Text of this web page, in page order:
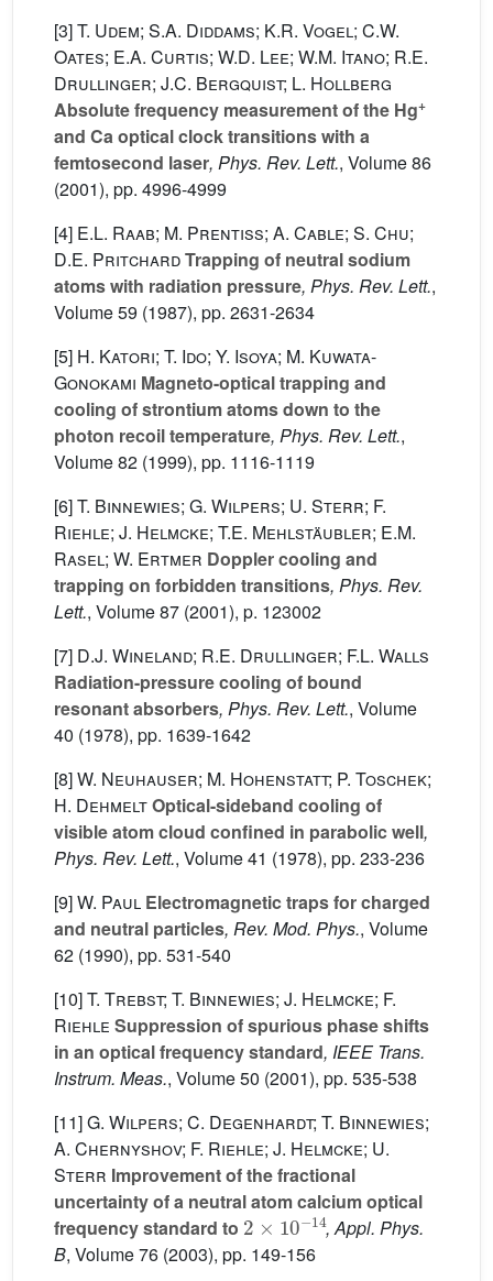
[3]T. Udem; S.A. Diddams; K.R. Vogel; C.W.
Oates; E.A. Curtis; W.D. Lee; W.M. Itano; R.E.
Drullinger; J.C. Bergquist; L. Hollberg
Absolute frequency measurement of the Hg+
and Ca optical clock transitions with a
femtosecond laser, Phys. Rev. Lett., Volume 86
(2001), pp. 4996-4999
[4] E.L. Raab; M. Prentiss; A. Cable; S. Chu;
D.E. PritchardTrapping of neutral sodium
atoms with radiation pressure, Phys. Rev. Lett.,
Volume 59 (1987), pp. 2631-2634
[5] H. Katori; T. Ido; Y. Isoya; M. Kuwata-
Gonokami Magneto-optical trapping and
cooling of strontium atoms down to the
photon recoil temperature, Phys. Rev. Lett.,
Volume 82 (1999), pp. 1116-1119
[6]T. Binnewies; G. Wilpers; U. Sterr; F.
Riehle; J. Helmcke; T.E. Mehlstäubler; E.M.
Rasel; W. Ertmer Doppler cooling and
trapping on forbidden transitions, Phys. Rev.
Lett., Volume 87 (2001), p. 123002
[7] D.J. Wineland; R.E. Drullinger; F.L. Walls
Radiation-pressure cooling of bound
resonant absorbers, Phys. Rev. Lett., Volume
40 (1978), pp. 1639-1642
[8]W. Neuhauser; M. Hohenstatt; P. Toschek;
H. DehmeltOptical-sideband cooling of
visible atom cloud confined in parabolic well,
Phys. Rev. Lett., Volume 41 (1978), pp. 233-236
[9]W. Paul Electromagnetic traps for charged
and neutral particles, Rev. Mod. Phys., Volume
62 (1990), pp. 531-540
[10]T. Trebst; T. Binnewies; J. Helmcke; F.
Riehle Suppression of spurious phase shifts
in an optical frequency standard, IEEE Trans.
Instrum. Meas., Volume 50 (2001), pp. 535-538
[11]G. Wilpers; C. Degenhardt; T. Binnewies;
A. Chernyshov; F. Riehle; J. Helmcke; U.
Sterr Improvement of the fractional
uncertainty of a neutral atom calcium optical
frequency standard to
2×10−14
, Appl. Phys.
B, Volume 76 (2003), pp. 149-156